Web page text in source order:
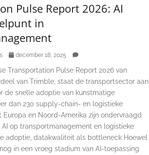
Pulse Report 2026: AI
in
december 18, 2025
Transportation Pulse Report 2026 van
van Trimble, staat de transportsector aan
de snelle adoptie van kunstmatige
dan 230 supply-chain- en logistieke
Europa en Noord-Amerika zijn ondervraagd
op transportmanagement en logistieke
adoptie, datakwaliteit als bottleneck Hoewel
in een vroeg stadium van AI-toepassing